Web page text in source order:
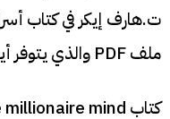
ت.هارف إيكر في كتاب
ملف PDF والذي يتوفر أيضا لدى المكتبات المعروفة.